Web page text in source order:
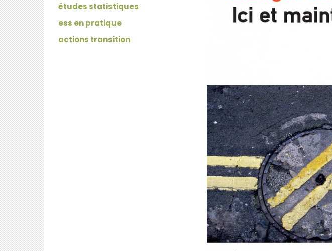
études statistiques
ess en pratique
actions transition